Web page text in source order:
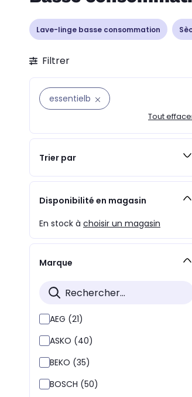
Lave-linge basse consommation
Filtrer
essentielb
Tout
Trier par
Disponibilité en magasin
En stock à choisir un magasin
Marque
AEG (21)
ASKO (40)
BEKO (35)
BOSCH (50)